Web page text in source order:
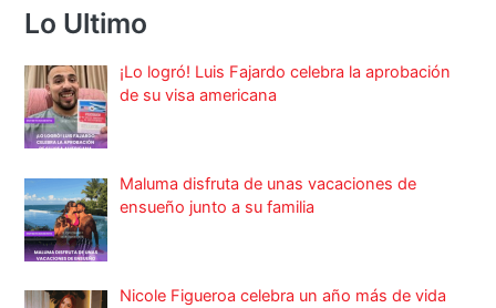
Lo Ultimo
¡Lo logró! Luis Fajardo celebra la aprobación
de su visa americana
Maluma disfruta de unas vacaciones de
ensueño junto a su familia
Nicole Figueroa celebra un año más de vida